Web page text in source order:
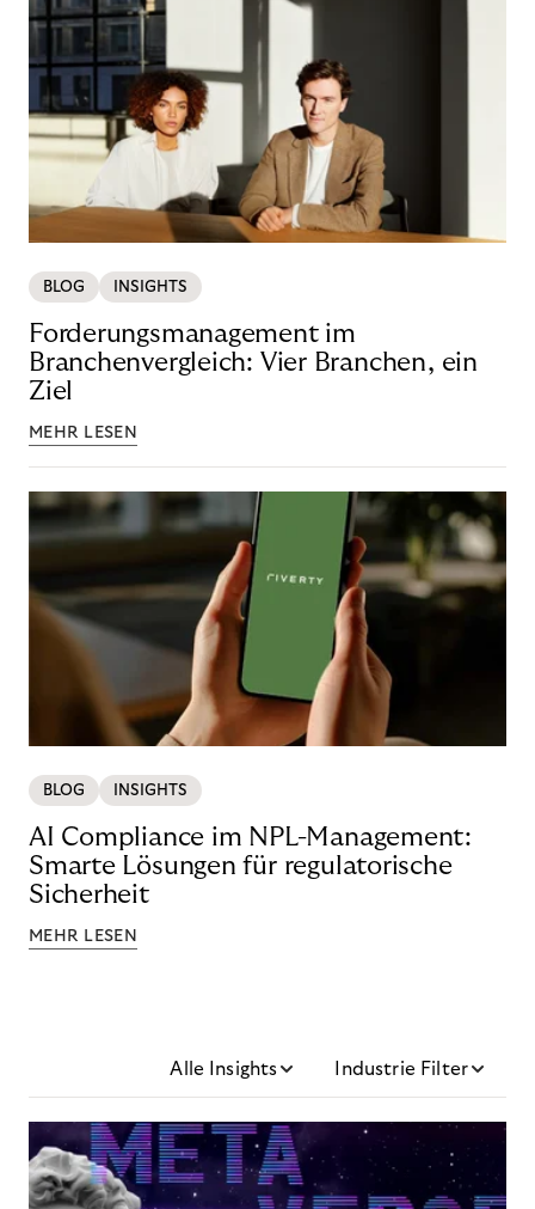
BLOG INSIGHTS
Forderungsmanagement im
Branchenvergleich: Vier Branchen, ein
Ziel
MEHR LESEN
BLOG INSIGHTS
AI Compliance im NPL-Management:
Smarte Lösungen für regulatorische
Sicherheit
MEHR LESEN
Alle Insights Industrie Filter